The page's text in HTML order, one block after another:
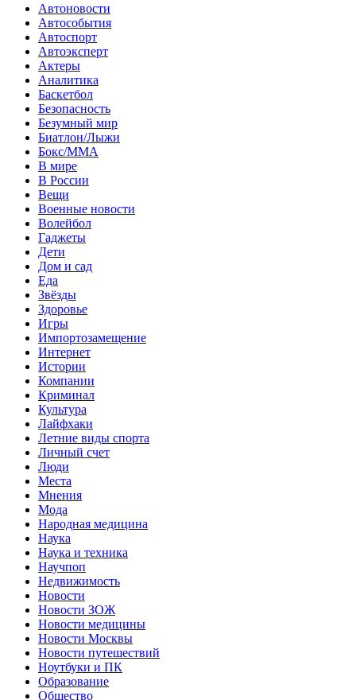
Автоновости
Автособытия
Автоспорт
Автоэксперт
Актеры
Аналитика
Баскетбол
Безопасность
Безумный мир
Биатлон/Лыжи
Бокс/MMA
В мире
В России
Вещи
Военные новости
Волейбол
Гаджеты
Дети
Дом и сад
Еда
Звёзды
Здоровье
Игры
Импортозамещение
Интернет
Истории
Компании
Криминал
Культура
Лайфхаки
Летние виды спорта
Личный счет
Люди
Места
Мнения
Мода
Народная медицина
Наука
Наука и техника
Научпоп
Недвижимость
Новости
Новости ЗОЖ
Новости медицины
Новости Москвы
Новости путешествий
Ноутбуки и ПК
Образование
Общество